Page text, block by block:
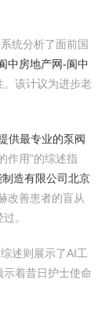
统分析了面前国
中房地产网-阆中
该计议为进步老
供最专业的泵阀
作用”的综述指
造有限公司北京
改善患者的盲从
。
述则展示了AI工
着昔日护士使命